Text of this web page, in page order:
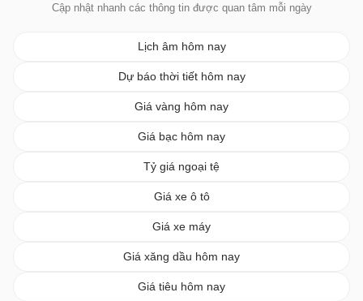
Cập nhật nhanh các thông tin được quan tâm mỗi ngày
Lịch âm hôm nay
Dự báo thời tiết hôm nay
Giá vàng hôm nay
Giá bạc hôm nay
Tỷ giá ngoại tệ
Giá xe ô tô
Giá xe máy
Giá xăng dầu hôm nay
Giá tiêu hôm nay